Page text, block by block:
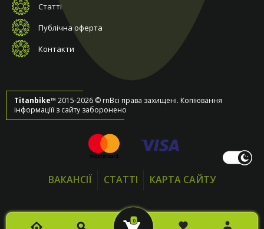
0
Статті
Публічна оферта
Контакти
Titanbike™ 2015-2026 © rnВсі права захищені. Копіювання
інформаціїї з сайту заборонено
ВАКАНСІЇ СТАТТІ КАРТА САЙТУ